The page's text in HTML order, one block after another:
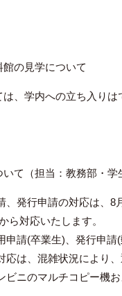
館の見学について
学内への立ち入りは
て（担当：教務部・学
行申請の対応は、8
対応いたします。
(卒業生)、発行申請(
、混雑状況により、
のマルチコピー機お